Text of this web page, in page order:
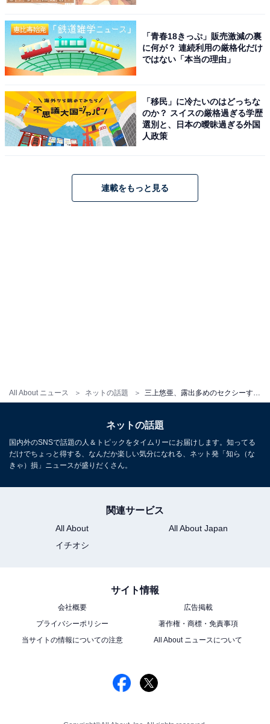
All About ニュース ネットの話題 三上悠亜、露出多めのセクシーすぎる芸術的なバニーガール姿を披露！ 「わぁ凄い！」「美しすぎでしょ」
「青春18きっぷ」販売激減の裏
に何が？ 連続利用の厳格化だけ
ではない「本当の理由」
「移民」に冷たいのはどっちな
のか？ スイスの厳格過ぎる学歴
選別と、日本の曖昧過ぎる外国
人政策
連載をもっと見る
ネットの話題
国内外のSNSで話題の人＆トピックをタイムリーにお届けします。知ってる
だけでちょっと得する、なんだか楽しい気分になれる、ネット発「知ら（な
きゃ）損」ニュースが盛りだくさん。
関連サービス
All About
All About Japan
イチオシ
サイト情報
会社概要
広告掲載
プライバシーポリシー
著作権・商標・免責事項
当サイトの情報についての注意
All About ニュースについて